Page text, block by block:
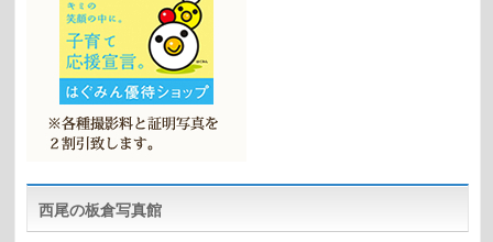
西尾の板倉写真館